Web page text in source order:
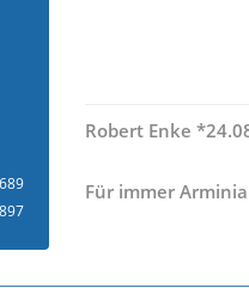
689
Robert Enke
Für immer